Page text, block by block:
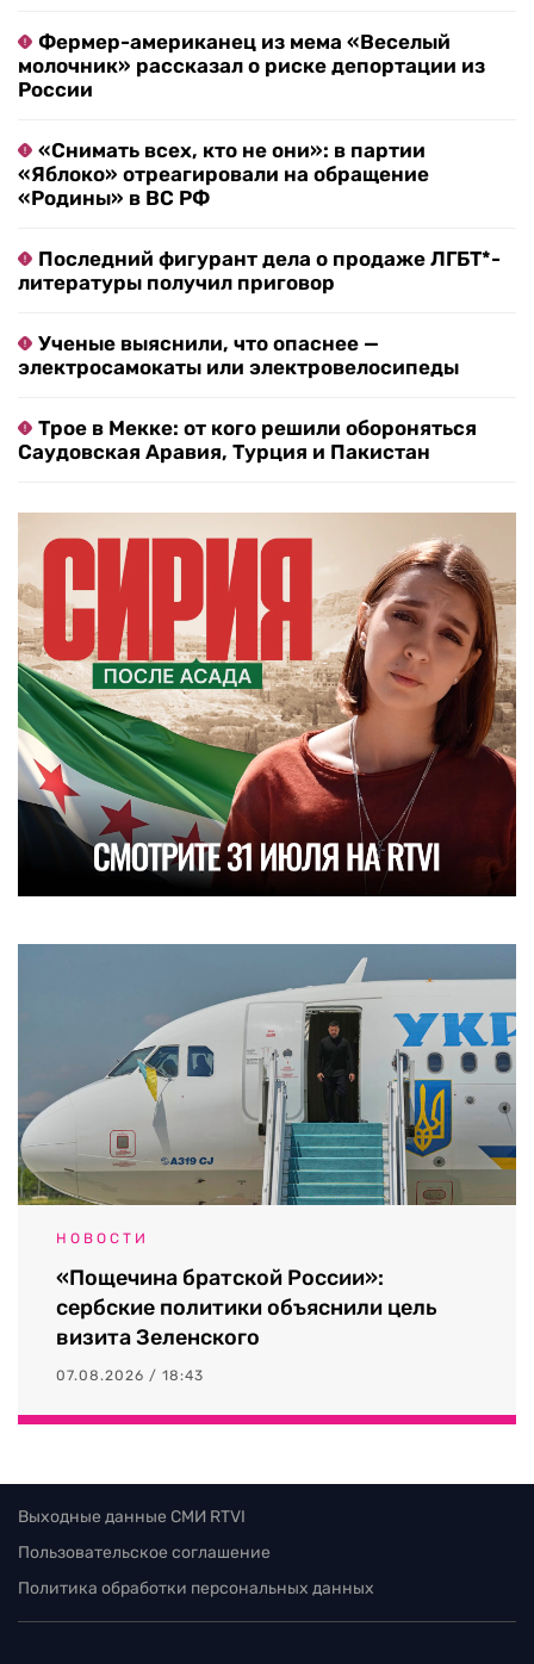
Фермер-американец из мема «Веселый
молочник» рассказал о риске депортации из
России
«Снимать всех, кто не они»: в партии
«Яблоко» отреагировали на обращение
«Родины» в ВС РФ
Последний фигурант дела о продаже ЛГБТ*-
литературы получил приговор
Ученые выяснили, что опаснее —
электросамокаты или электровелосипеды
Трое в Мекке: от кого решили обороняться
Саудовская Аравия, Турция и Пакистан
НОВОСТИ
«Пощечина братской России»:
сербские политики объяснили цель
визита Зеленского
07.08.2026 / 18:43
Выходные данные СМИ RTVI
Пользовательское соглашение
Политика обработки персональных данных